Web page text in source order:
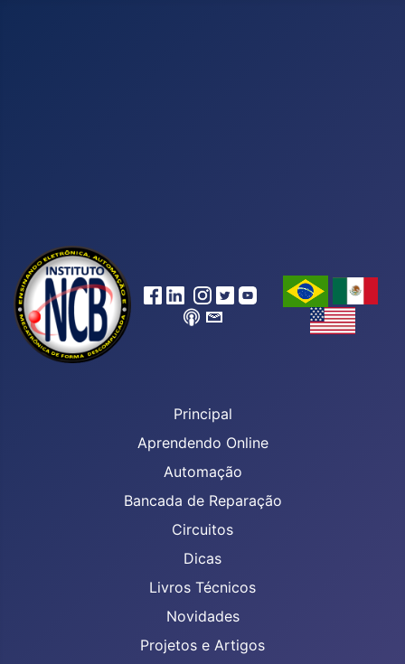
Principal
Aprendendo Online
Automação
Bancada de Reparação
Circuitos
Dicas
Livros Técnicos
Novidades
Projetos e Artigos